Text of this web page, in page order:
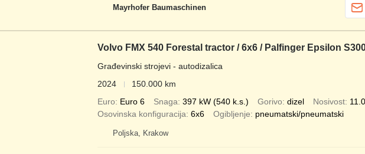
Mayrhofer Baumaschinen
Volvo FMX 540 Forestal tractor / 6x6 / Palfinger Epsilon
Građevinski strojevi - autodizalica
2024
150.000 km
Euro
Euro 6 Snaga 397 kW (540 k.s.) Gorivo dizel Nosivost
Osovinska konfiguracija 6x6 Ogibljenje pneumatski/pneumatski
Poljska, Krakow